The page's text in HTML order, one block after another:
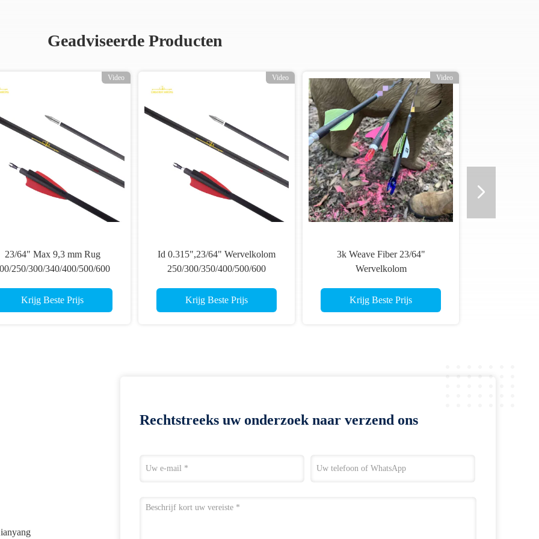
Geadviseerde Producten
Video
23/64" Max 9,3 mm Rug
250/300/340/400/500/600
.003-.001" 3D Doel Pijlen
Krijg Beste Prijs
Video
Id 0.315",23/64" Wervelkolom
250/300/350/400/500/600
Boogschutter Grote diameter
Doelpijlen
Krijg Beste Prijs
Video
3k Weave Fiber 23/64"
Wervelkolom
Rechtheid.003-.001" Grote
Diameter 3D Boogschutting
Krijg Beste Prijs
Rechtstreeks uw onderzoek naar verzend ons